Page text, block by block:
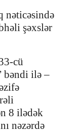
nəticəsində
şəxslər
cü
bəndi ilə –
8 ilədək
nəzərdə